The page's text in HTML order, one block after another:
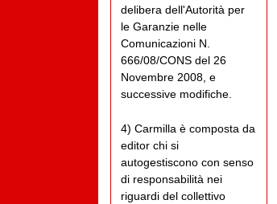
delibera dell'Autorità per
le Garanzie nelle
Comunicazioni N.
666/08/CONS del 26
Novembre 2008, e
successive modifiche.
4) Carmilla è composta da
editor chi si
autogestiscono con senso
di responsabilità nei
riguardi del collettivo